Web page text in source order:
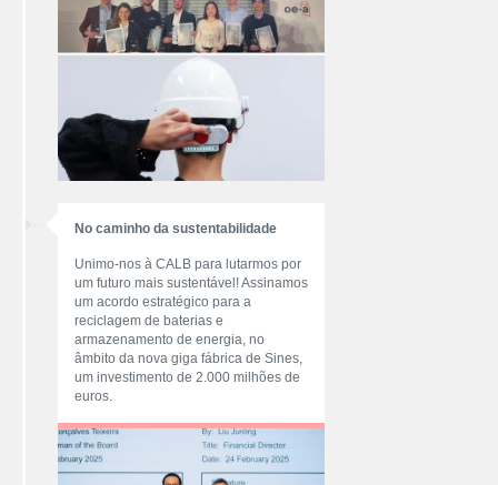
No caminho da sustentabilidade
Unimo-nos à CALB para lutarmos por
um futuro mais sustentável! Assinamos
um acordo estratégico para a
reciclagem de baterias e
armazenamento de energia, no
âmbito da nova giga fábrica de Sines,
um investimento de 2.000 milhões de
euros.